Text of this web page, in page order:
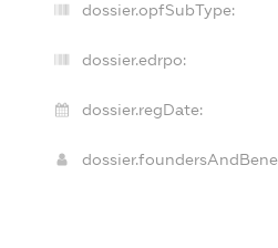
dossier.opfSubType:
dossier.edrpo:
dossier.regDate: